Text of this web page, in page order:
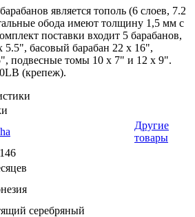
является тополь (6 слоев, 7.2
обода имеют толщину 1,5 мм с
поставки входит 5 барабанов,
5.5", басовый барабан 22 x 16",
подвесные томы 10 x 7" и 12 x 9".
(крепеж).
Другие
товары
серебряный